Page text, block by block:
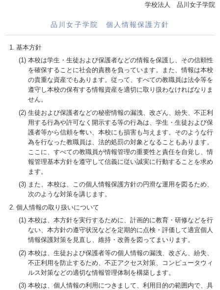
学校法人 品川女子学院
品川女子学院 個人情報保護方針
基本方針
本校は学生・生徒および保護者などの情報を保護し、その信頼性
を確保することに社会的責務を負っています。また、情報は本校
の貴重な資産でもあります。従って、すべての教職員は法令等を
遵守し本校の保有する情報資産を適切に取り扱わなければなりま
せん。
生徒および保護者などの秘密情報の漏洩、改ざん、紛失、不正利
用する行為や許可なく開示する等の行為は、学生・生徒および保
護者等から信頼を奪い、本校にも損害も与えます。そのような行
為を行なった教職員は、法的処罰の対象となることもあります。
ここに、すべての教職員が情報管理の重要性と責任を自覚し、情
報管理基本方針を遵守して信義に従い誠実に行動することを求め
ます。
また、本校は、この個人情報保護方針の円滑な運用を図るため、
次のような対策を講じます。
個人情報の取り扱いについて
本校は、本方針を実行するために、計画的に教育・研修などを行
ない、本方針の遵守状況などを定期的に点検・評価して適宜個人
情報保護対策を見直し、維持・改善を図ってまいります。
本校は、生徒および保護者等の個人情報の漏洩、改ざん、紛失、
不正利用を防止するため、不正アクセス対策、コンピュータウィ
ルス対策などの適切な情報管理体制を構築します。
本校は、個人情報の利用につきまして、利用目的の範囲内で、具